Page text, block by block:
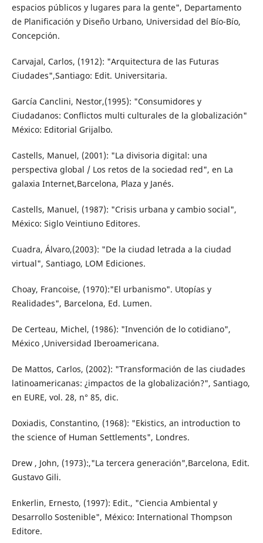
espacios públicos y lugares para la gente", Departamento
de Planificación y Diseño Urbano, Universidad del Bío-Bío,
Concepción.
Carvajal, Carlos, (1912): "Arquitectura de las Futuras
Ciudades",Santiago: Edit. Universitaria.
García Canclini, Nestor,(1995): "Consumidores y
Ciudadanos: Conflictos multi culturales de la globalización"
México: Editorial Grijalbo.
Castells, Manuel, (2001): "La divisoria digital: una
perspectiva global / Los retos de la sociedad red", en La
galaxia Internet,Barcelona, Plaza y Janés.
Castells, Manuel, (1987): "Crisis urbana y cambio social",
México: Siglo Veintiuno Editores.
Cuadra, Álvaro,(2003): "De la ciudad letrada a la ciudad
virtual", Santiago, LOM Ediciones.
Choay, Francoise, (1970):"El urbanismo". Utopías y
Realidades", Barcelona, Ed. Lumen.
De Certeau, Michel, (1986): "Invención de lo cotidiano",
México ,Universidad Iberoamericana.
De Mattos, Carlos, (2002): "Transformación de las ciudades
latinoamericanas: ¿impactos de la globalización?", Santiago,
en EURE, vol. 28, n° 85, dic.
Doxiadis, Constantino, (1968): "Ekistics, an introduction to
the science of Human Settlements", Londres.
Drew , John, (1973):,"La tercera generación",Barcelona, Edit.
Gustavo Gili.
Enkerlin, Ernesto, (1997): Edit., "Ciencia Ambiental y
Desarrollo Sostenible", México: International Thompson
Editore.